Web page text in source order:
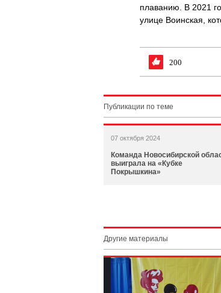
плаванию. В 2021
улице Воинская,
200
Публикации по теме
07 октября 2024
Команда Новосибирской
выиграла на «Кубке
Покрышкина»
Другие материалы